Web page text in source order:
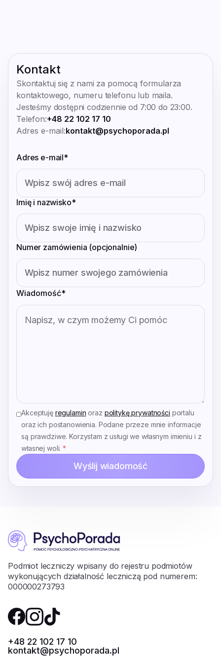
Kontakt
Skontaktuj się z nami za pomocą formularza
kontaktowego, numeru telefonu lub maila.
Jesteśmy dostępni codziennie od 7:00 do 23:00.
Telefon:+48 22 102 17 10
Adres e-mail:kontakt@psychoporada.pl
Adres e-mail*
Imię i nazwisko*
Numer zamówienia (opcjonalnie)
Wiadomość*
Akceptuję regulamin oraz politykę prywatności portalu
oraz ich postanowienia. Podane przeze mnie informacje
są prawdziwe. Korzystam z usługi we własnym imieniu i z
własnej woli.*
Wyślij wiadomość
Podmiot leczniczy wpisany do rejestru podmiotów
wykonujących działalność leczniczą pod numerem:
000000273793
+48 22 102 17 10
kontakt@psychoporada.pl